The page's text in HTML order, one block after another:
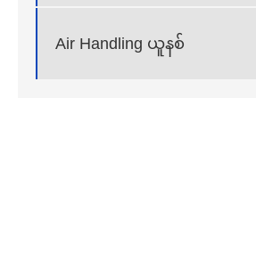
Air Handling ယူနစ်